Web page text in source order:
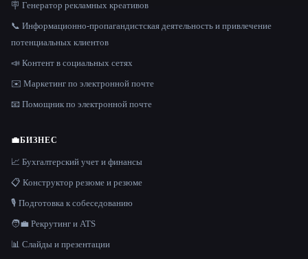
🪧 Генератор рекламных креативов
📞 Информационно-пропагандистская деятельность и привлечение
потенциальных клиентов
📣 Контент в социальных сетях
✉️ Маркетинг по электронной почте
📧 Помощник по электронной почте
💼БИЗНЕС
📈 Бухгалтерский учет и финансы
📋 Конструктор резюме и резюме
🎙️ Подготовка к собеседованию
🧑‍💼 Рекрутинг и ATS
📊 Слайды и презентации